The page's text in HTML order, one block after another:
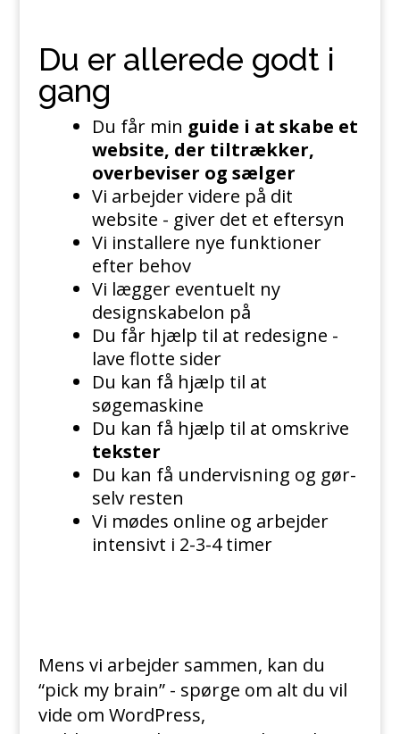
Du er allerede godt i
gang
Du får min guide i at skabe et
website, der tiltrækker,
overbeviser og sælger
Vi arbejder videre på dit
website - giver det et eftersyn
Vi installere nye funktioner
efter behov
Vi lægger eventuelt ny
designskabelon på
Du får hjælp til at redesigne -
lave flotte sider
Du kan få hjælp til at
søgemaskine
Du kan få hjælp til at omskrive
tekster
Du kan få undervisning og gør-
selv resten
Vi mødes online og arbejder
intensivt i 2-3-4 timer
Mens vi arbejder sammen, kan du
“pick my brain” - spørge om alt du vil
vide om WordPress,